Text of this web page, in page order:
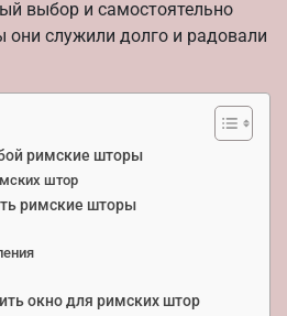
выбор и самостоятельно
они служили долго и радовали
римские шторы
штор
римские шторы
окно для римских штор